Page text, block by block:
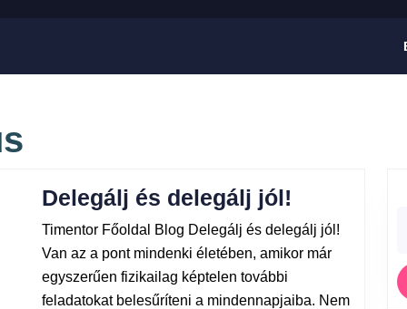
Delegálj és delegálj jól!
Timentor Főoldal Blog Delegálj és delegálj jól!
Van az a pont mindenki életében, amikor már
egyszerűen fizikailag képtelen további
feladatokat belesűríteni a mindennapjaiba. Nem